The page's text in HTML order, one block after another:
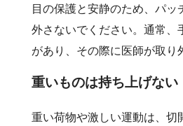
目の保護と安静のため、パッ
外さないでください。通常、
があり、その際に医師が取り
重いものは持ち上げない
重い荷物や激しい運動は、切